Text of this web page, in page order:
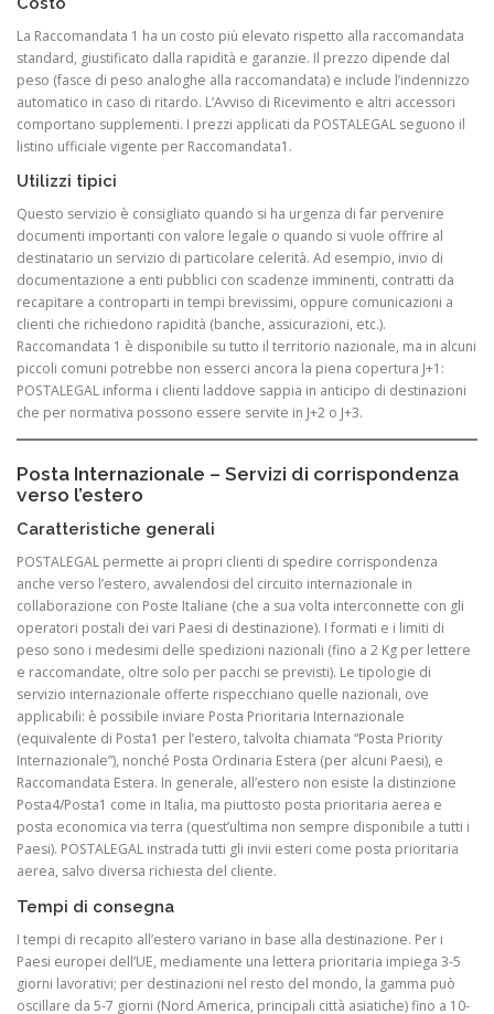
La Raccomandata 1 ha un costo più elevato rispetto alla raccomandata
standard, giustificato dalla rapidità e garanzie. Il prezzo dipende dal
peso (fasce di peso analoghe alla raccomandata) e include l’indennizzo
automatico in caso di ritardo. L’Avviso di Ricevimento e altri accessori
comportano supplementi. I prezzi applicati da POSTALEGAL seguono il
listino ufficiale vigente per Raccomandata1.
Utilizzi tipici
Questo servizio è consigliato quando si ha urgenza di far pervenire
documenti importanti con valore legale o quando si vuole offrire al
destinatario un servizio di particolare celerità. Ad esempio, invio di
documentazione a enti pubblici con scadenze imminenti, contratti da
recapitare a controparti in tempi brevissimi, oppure comunicazioni a
clienti che richiedono rapidità (banche, assicurazioni, etc.).
Raccomandata 1 è disponibile su tutto il territorio nazionale, ma in alcuni
piccoli comuni potrebbe non esserci ancora la piena copertura J+1:
POSTALEGAL informa i clienti laddove sappia in anticipo di destinazioni
che per normativa possono essere servite in J+2 o J+3.
Posta Internazionale – Servizi di corrispondenza
verso l’estero
Caratteristiche generali
POSTALEGAL permette ai propri clienti di spedire corrispondenza
anche verso l’estero, avvalendosi del circuito internazionale in
collaborazione con Poste Italiane (che a sua volta interconnette con gli
operatori postali dei vari Paesi di destinazione). I formati e i limiti di
peso sono i medesimi delle spedizioni nazionali (fino a 2 Kg per lettere
e raccomandate, oltre solo per pacchi se previsti). Le tipologie di
servizio internazionale offerte rispecchiano quelle nazionali, ove
applicabili: è possibile inviare Posta Prioritaria Internazionale
(equivalente di Posta1 per l’estero, talvolta chiamata “Posta Priority
Internazionale”), nonché Posta Ordinaria Estera (per alcuni Paesi), e
Raccomandata Estera. In generale, all’estero non esiste la distinzione
Posta4/Posta1 come in Italia, ma piuttosto posta prioritaria aerea e
posta economica via terra (quest’ultima non sempre disponibile a tutti i
Paesi). POSTALEGAL instrada tutti gli invii esteri come posta prioritaria
aerea, salvo diversa richiesta del cliente.
Tempi di consegna
I tempi di recapito all’estero variano in base alla destinazione. Per i
Paesi europei dell’UE, mediamente una lettera prioritaria impiega 3-5
giorni lavorativi; per destinazioni nel resto del mondo, la gamma può
oscillare da 5-7 giorni (Nord America, principali città asiatiche) fino a 10-